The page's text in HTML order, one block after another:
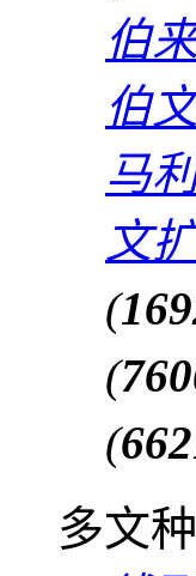
伯
伯
马
文
(
(
(
多文